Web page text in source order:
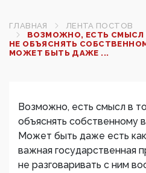
ГЛАВНАЯ
ЛЕНТА ПОСТОВ
ВОЗМОЖНО, ЕСТЬ СМЫСЛ
НЕ ОБЪЯСНЯТЬ
МОЖЕТ БЫТЬ ДАЖЕ ...
Возможно, есть смысл в
объяснять
Может быть даже есть
важная государственная
не разговаривать с ним